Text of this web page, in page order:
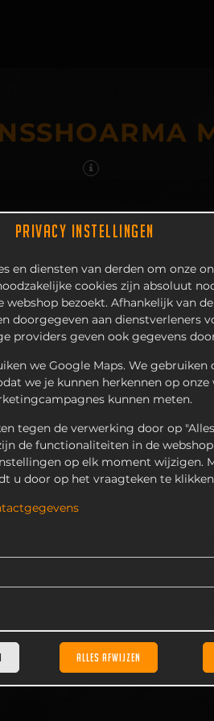
PRIVACY INSTELLINGEN
en diensten van derden om onze
cookies zijn absoluut
webshop bezoekt. Afhankelijk van
doorgegeven aan dienstverleners
providers geven ook gegevens
we Google Maps. We gebruiken
we je kunnen herkennen op onze
kunnen meten.
tegen de verwerking door op
de functionaliteiten in de
op elk moment wijzigen.
u door op het vraagteken te
ALLES AFWIJZEN
en knoflooksaus. Inclusief
acties kunnen prijzen per winkel